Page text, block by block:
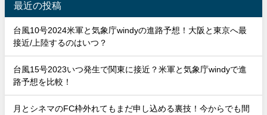
最近の投稿
台風10号2024米軍と気象庁windyの進路予想！大阪と東京へ最
接近/上陸するのはいつ？
台風15号2023いつ発生で関東に接近？米軍と気象庁windyで進
路予想を比較！
月とシネマのFC枠外れてもまだ申し込める裏技！今からでも間